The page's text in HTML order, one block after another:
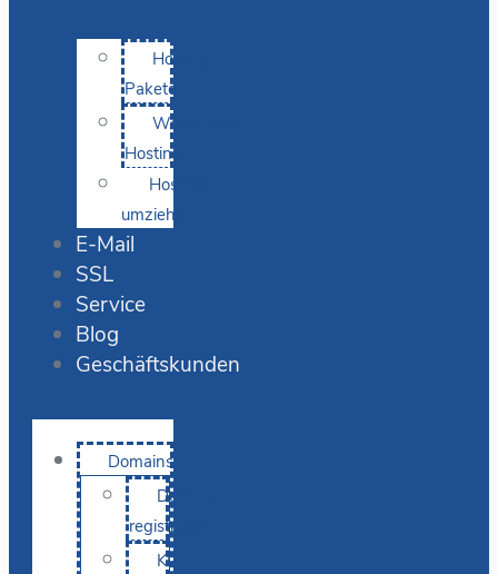
Hosting-
Pakete
WordPress
Hosting
Hosting
umziehen
E-Mail
SSL
Service
Blog
Geschäftskunden
Domains
Domain
registrieren
KI-